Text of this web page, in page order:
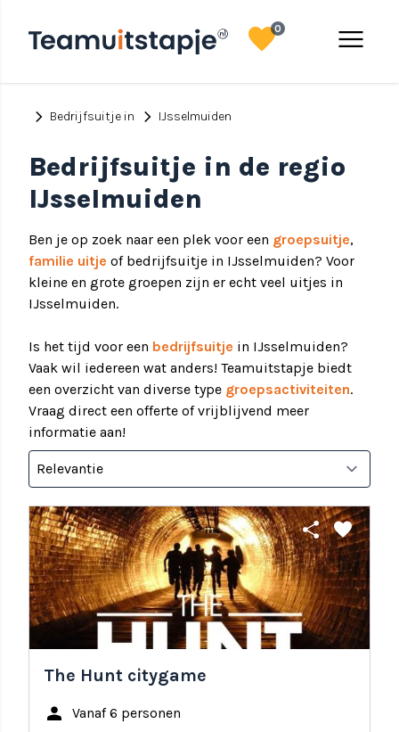
menu
favorite0
chevron_right Bedrijfsuitje in chevron_right IJsselmuiden
Bedrijfsuitje in de regio
IJsselmuiden
Ben je op zoek naar een plek voor een groepsuitje,
familie uitje of bedrijfsuitje in IJsselmuiden? Voor
kleine en grote groepen zijn er echt veel uitjes in
IJsselmuiden.
Is het tijd voor een bedrijfsuitje in IJsselmuiden?
Vaak wil iedereen wat anders! Teamuitstapje biedt
een overzicht van diverse type groepsactiviteiten.
Vraag direct een offerte of vrijblijvend meer
informatie aan!
share favorite
The Hunt citygame
person Vanaf 6 personen